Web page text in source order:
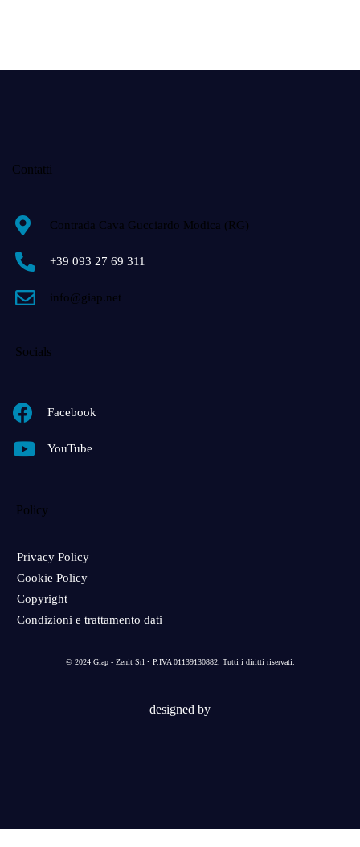
Contatti
Contrada Cava Gucciardo Modica (RG)
+39 093 27 69 311
info@giap.net
Socials
Facebook
YouTube
Policy
Privacy Policy
Cookie Policy
Copyright
Condizioni e trattamento dati
© 2024 Giap - Zenit Srl • P.IVA 01139130882. Tutti i diritti riservati.
designed by